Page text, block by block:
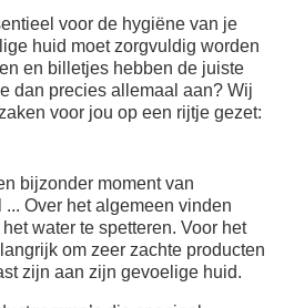
voor de hygiëne van je
huid moet zorgvuldig worden
en billetjes hebben de juiste
dan precies allemaal aan? Wij
voor jou op een rijtje gezet:
bijzonder moment van
Over het algemeen vinden
water te spetteren. Voor het
om zeer zachte producten
zijn aan zijn gevoelige huid.